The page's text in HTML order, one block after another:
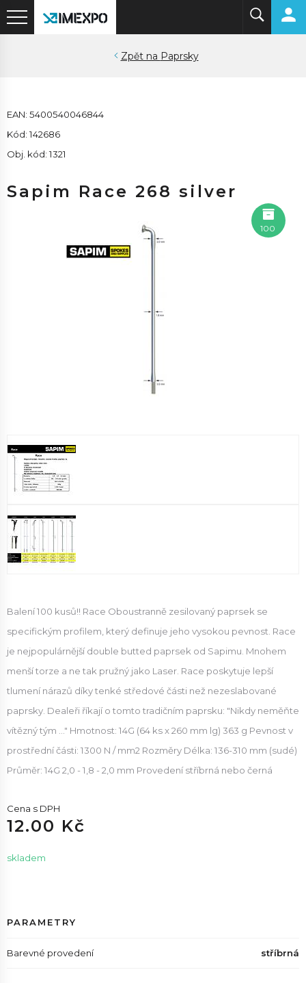
Paprsky
EAN: 5400540046844
Kód: 142686
Obj. kód: 1321
Sapim Race 268 silver
100
Balení 100 kusů!! Race Oboustranně zesilovaný paprsek se
specifickým profilem, který definuje jeho vysokou pevnost. Race
je nejpopulárnější double butted paprsek od Sapimu. Mnohem
menší torze a ne tak pružný jako Laser. Race poskytuje lepší
tlumení nárazů díky tenké středové části než nezeslabované
paprsky. Dealeři říkají o tomto tradičním paprsku: "Nikdy neměňte
vítězný tým ..." Hmotnost: 14G (64 ks x 260 mm lg) 363 g Pevnost v
prostřední části: 1300 N / mm2 Rozměry Délka: 136-310 mm (sudé)
Průměr: 14G 2,0 - 1,8 - 2,0 mm Provedení stříbrná nebo černá
Cena s DPH
12.00 Kč
skladem
PARAMETRY
Barevné provedení stříbrná